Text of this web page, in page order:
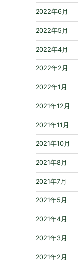
2022年6月
2022年5月
2022年4月
2022年2月
2022年1月
2021年12月
2021年11月
2021年10月
2021年8月
2021年7月
2021年5月
2021年4月
2021年3月
2021年2月